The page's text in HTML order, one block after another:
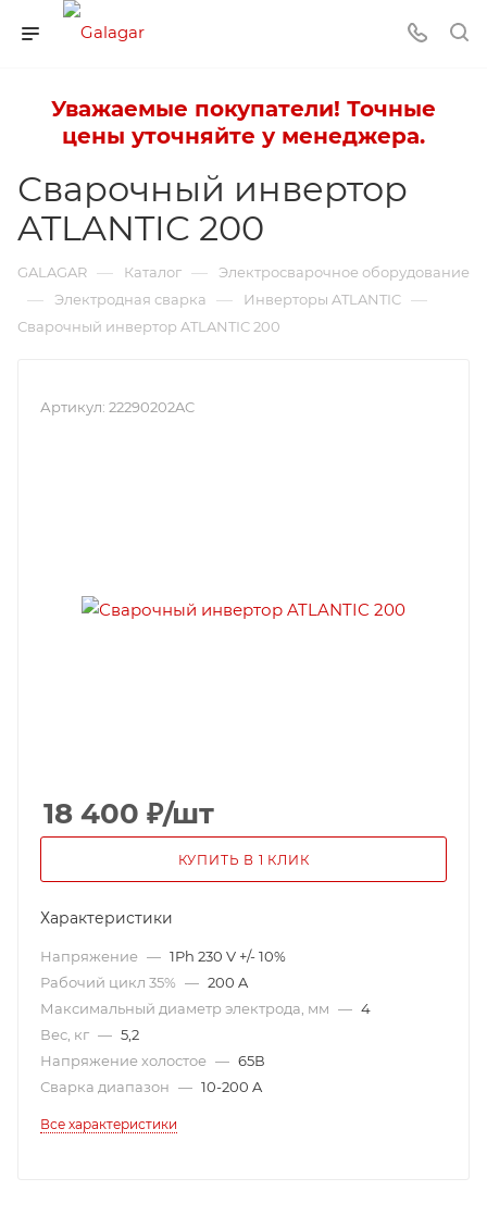
Уважаемые покупатели! Точные
цены уточняйте у менеджера.
Сварочный инвертор
ATLANTIC 200
GALAGAR — Каталог — Электросварочное оборудование
— Электродная сварка — Инверторы ATLANTIC —
Сварочный инвертор ATLANTIC 200
Артикул: 22290202AC
18 400 ₽/шт
КУПИТЬ В 1 КЛИК
Характеристики
Напряжение — 1Ph 230 V +/- 10%
Рабочий цикл 35% — 200 A
Максимальный диаметр электрода, мм — 4
Вес, кг — 5,2
Напряжение холостое — 65В
Сварка диапазон — 10-200 A
Все характеристики